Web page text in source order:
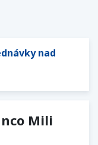
nad
Mili